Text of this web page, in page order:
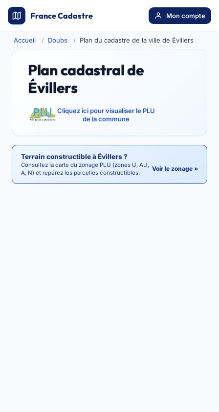
France Cadastre Mon compte
Accueil Doubs Plan du cadastre de la ville de Évillers
Plan cadastral de
Évillers
Cliquez ici pour visualiser le PLU
de la commune
Terrain constructible à Évillers ?
Consultez la carte du zonage PLU (zones U, AU,
A, N) et repérez les parcelles constructibles.
Voir le zonage »